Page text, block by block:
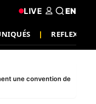
REFLEXION
LIVE EN
une convention de